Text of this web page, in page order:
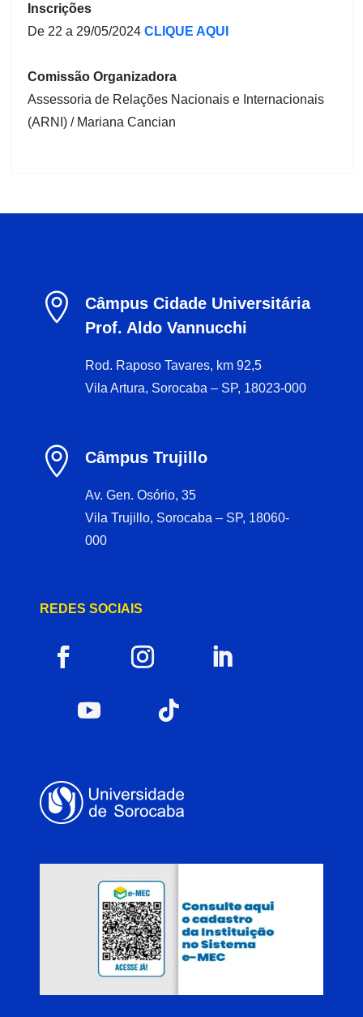
Inscrições
De 22 a 29/05/2024CLIQUE AQUI
Comissão Organizadora
Assessoria de Relações Nacionais e Internacionais
(ARNI) / Mariana Cancian

Câmpus Cidade Universitária
Prof. Aldo Vannucchi
Rod. Raposo Tavares, km 92,5
Vila Artura, Sorocaba – SP, 18023-000
 Câmpus Trujillo
Av. Gen. Osório, 35
Vila Trujillo, Sorocaba – SP, 18060-
000
REDES SOCIAIS